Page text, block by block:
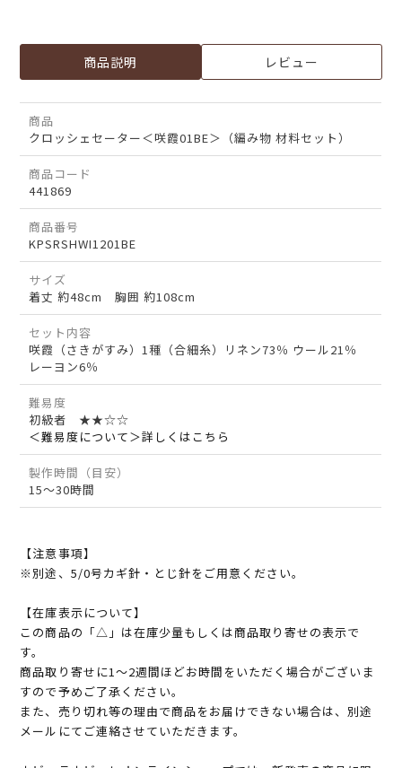
商品説明 レビュー
商品
クロッシェセーター＜咲霞01BE＞（編み物 材料セット）
商品コード
441869
商品番号
KPSRSHWI1201BE
サイズ
着丈 約48cm 胸囲 約108cm
セット内容
咲霞（さきがすみ）1種（合細糸）リネン73％ ウール21％
レーヨン6％
難易度
初級者 ★★☆☆
＜難易度について＞詳しくはこちら
製作時間（目安）
15～30時間
【注意事項】
※別途、5/0号カギ針・とじ針をご用意ください。
【在庫表示について】
この商品の「△」は在庫少量もしくは商品取り寄せの表示で
す。
商品取り寄せに1～2週間ほどお時間をいただく場合がございま
すので予めご了承ください。
また、売り切れ等の理由で商品をお届けできない場合は、別途
メールにてご連絡させていただきます。